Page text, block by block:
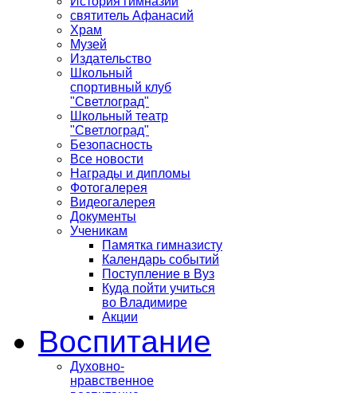
святитель Афанасий
Храм
Музей
Издательство
Школьный
спортивный клуб
"Светлоград"
Школьный театр
"Светлоград"
Безопасность
Все новости
Награды и дипломы
Фотогалерея
Видеогалерея
Документы
Ученикам
Памятка гимназисту
Календарь событий
Поступление в Вуз
Куда пойти учиться
во Владимире
Акции
Воспитание
Духовно-
нравственное